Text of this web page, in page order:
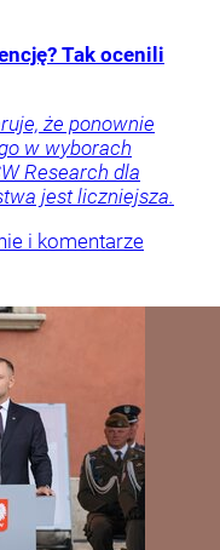
Tak ocenili
że ponownie
w wyborach
Research dla
jest liczniejsza.
i komentarze